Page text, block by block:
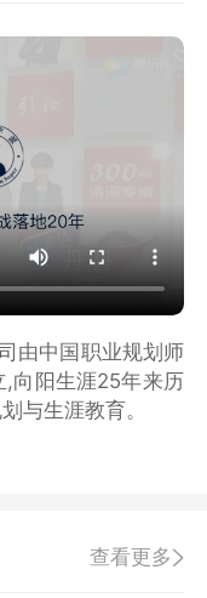
由中国职业规划师
向阳生涯25年来历
与生涯教育。
查看更多